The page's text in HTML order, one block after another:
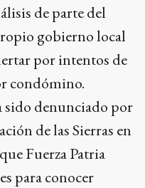
de parte del
gobierno local
por intentos de
condómino.
sido denunciado por
de las Sierras en
Fuerza Patria
para conocer